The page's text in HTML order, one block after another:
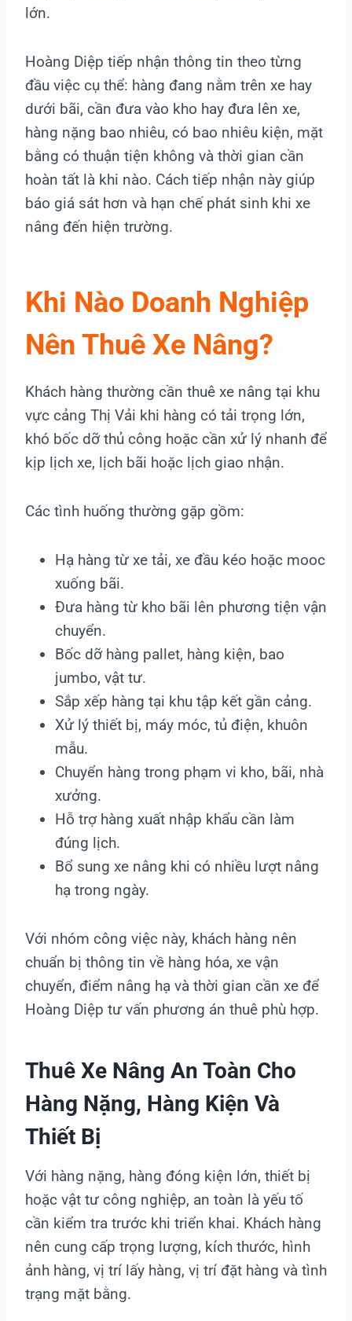
lớn.
Hoàng Diệp tiếp nhận thông tin theo từng
đầu việc cụ thể: hàng đang nằm trên xe hay
dưới bãi, cần đưa vào kho hay đưa lên xe,
hàng nặng bao nhiêu, có bao nhiêu kiện, mặt
bằng có thuận tiện không và thời gian cần
hoàn tất là khi nào. Cách tiếp nhận này giúp
báo giá sát hơn và hạn chế phát sinh khi xe
nâng đến hiện trường.
Khi Nào Doanh Nghiệp
Nên Thuê Xe Nâng?
Khách hàng thường cần thuê xe nâng tại khu
vực cảng Thị Vải khi hàng có tải trọng lớn,
khó bốc dỡ thủ công hoặc cần xử lý nhanh để
kịp lịch xe, lịch bãi hoặc lịch giao nhận.
Các tình huống thường gặp gồm:
Hạ hàng từ xe tải, xe đầu kéo hoặc mooc
xuống bãi.
Đưa hàng từ kho bãi lên phương tiện vận
chuyển.
Bốc dỡ hàng pallet, hàng kiện, bao
jumbo, vật tư.
Sắp xếp hàng tại khu tập kết gần cảng.
Xử lý thiết bị, máy móc, tủ điện, khuôn
mẫu.
Chuyển hàng trong phạm vi kho, bãi, nhà
xưởng.
Hỗ trợ hàng xuất nhập khẩu cần làm
đúng lịch.
Bổ sung xe nâng khi có nhiều lượt nâng
hạ trong ngày.
Với nhóm công việc này, khách hàng nên
chuẩn bị thông tin về hàng hóa, xe vận
chuyển, điểm nâng hạ và thời gian cần xe để
Hoàng Diệp tư vấn phương án thuê phù hợp.
Thuê Xe Nâng An Toàn Cho
Hàng Nặng, Hàng Kiện Và
Thiết Bị
Với hàng nặng, hàng đóng kiện lớn, thiết bị
hoặc vật tư công nghiệp, an toàn là yếu tố
cần kiểm tra trước khi triển khai. Khách hàng
nên cung cấp trọng lượng, kích thước, hình
ảnh hàng, vị trí lấy hàng, vị trí đặt hàng và tình
trạng mặt bằng.